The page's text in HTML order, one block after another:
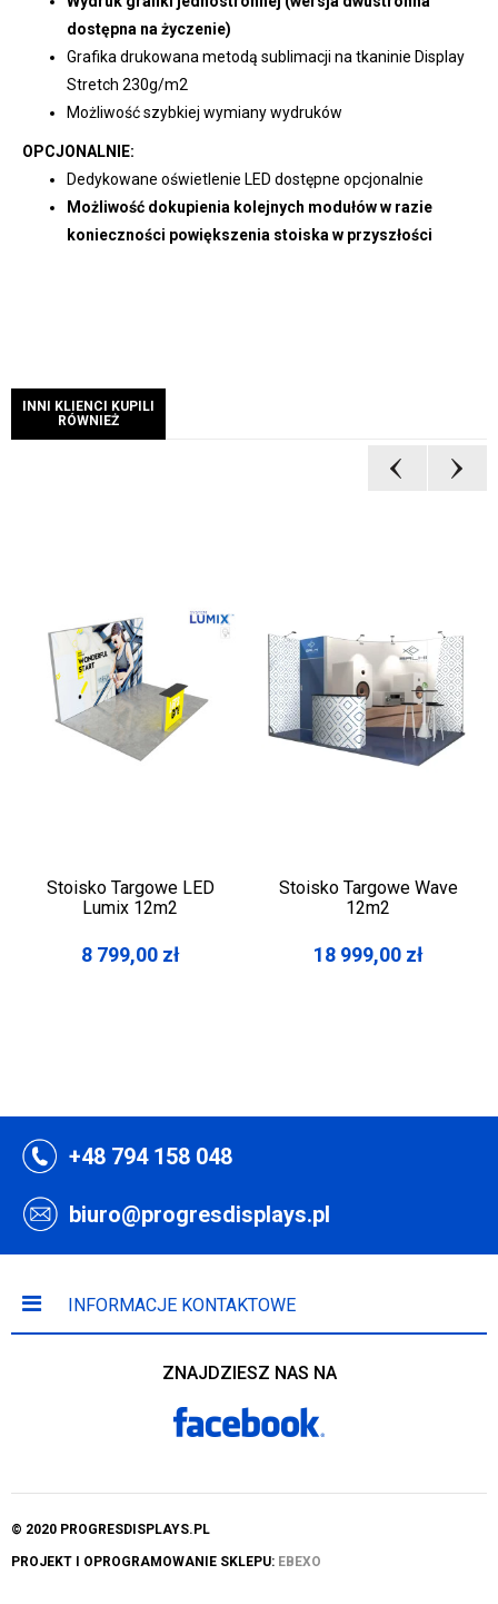
dostępna na życzenie)
Grafika drukowana metodą sublimacji na tkaninie Display
Stretch 230g/m2
Możliwość szybkiej wymiany wydruków
OPCJONALNIE:
Dedykowane oświetlenie LED dostępne opcjonalnie
Możliwość dokupienia kolejnych modułów w razie
konieczności powiększenia stoiska w przyszłości
INNI KLIENCI KUPILI
RÓWNIEŻ
Stoisko Targowe LED
Lumix 12m2
8 799,00 zł
Stoisko Targowe Wave
12m2
18 999,00 zł
+48 794 158 048
biuro@progresdisplays.pl
INFORMACJE KONTAKTOWE
ZNAJDZIESZ NAS NA
© 2020 PROGRESDISPLAYS.PL
PROJEKT I OPROGRAMOWANIE SKLEPU: EBEXO